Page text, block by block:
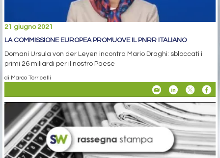
21 giugno 2021
LA COMMISSIONE EUROPEA PROMUOVE IL PNRR ITALIANO
Domani Ursula von der Leyen incontra Mario Draghi: sbloccati i
primi 26 miliardi per il nostro Paese
di Marco Torricelli